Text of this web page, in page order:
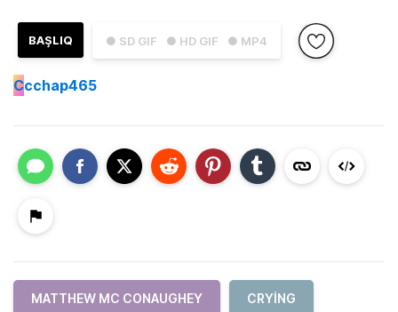
● SD GIF ● HD GIF ● MP4
BAŞLIQ
Ccchap465
MATTHEW MC CONAUGHEY CRYING